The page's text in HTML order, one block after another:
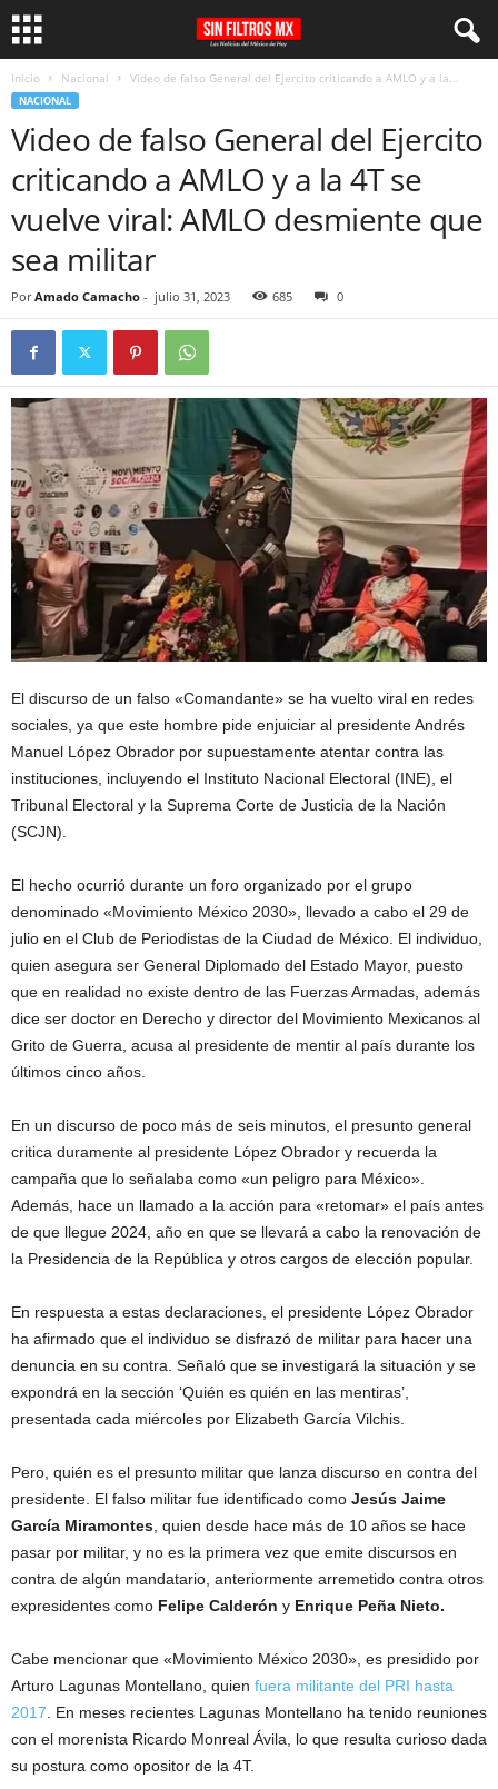
Inicio Nacional Video de falso General del Ejercito criticando a AMLO y a la...
NACIONAL
Video de falso General del Ejercito
criticando a AMLO y a la 4T se
vuelve viral: AMLO desmiente que
sea militar
Por Amado Camacho - julio 31, 2023 685 0
El discurso de un falso «Comandante» se ha vuelto viral en redes
sociales, ya que este hombre pide enjuiciar al presidente Andrés
Manuel López Obrador por supuestamente atentar contra las
instituciones, incluyendo el Instituto Nacional Electoral (INE), el
Tribunal Electoral y la Suprema Corte de Justicia de la Nación
(SCJN).
El hecho ocurrió durante un foro organizado por el grupo
denominado «Movimiento México 2030», llevado a cabo el 29 de
julio en el Club de Periodistas de la Ciudad de México. El individuo,
quien asegura ser General Diplomado del Estado Mayor, puesto
que en realidad no existe dentro de las Fuerzas Armadas, además
dice ser doctor en Derecho y director del Movimiento Mexicanos al
Grito de Guerra, acusa al presidente de mentir al país durante los
últimos cinco años.
En un discurso de poco más de seis minutos, el presunto general
critica duramente al presidente López Obrador y recuerda la
campaña que lo señalaba como «un peligro para México».
Además, hace un llamado a la acción para «retomar» el país antes
de que llegue 2024, año en que se llevará a cabo la renovación de
la Presidencia de la República y otros cargos de elección popular.
En respuesta a estas declaraciones, el presidente López Obrador
ha afirmado que el individuo se disfrazó de militar para hacer una
denuncia en su contra. Señaló que se investigará la situación y se
expondrá en la sección ‘Quién es quién en las mentiras’,
presentada cada miércoles por Elizabeth García Vilchis.
Pero, quién es el presunto militar que lanza discurso en contra del
presidente. El falso militar fue identificado como Jesús Jaime
García Miramontes, quien desde hace más de 10 años se hace
pasar por militar, y no es la primera vez que emite discursos en
contra de algún mandatario, anteriormente arremetido contra otros
expresidentes como Felipe Calderón y Enrique Peña Nieto.
Cabe mencionar que «Movimiento México 2030», es presidido por
Arturo Lagunas Montellano, quien fuera militante del PRI hasta
2017. En meses recientes Lagunas Montellano ha tenido reuniones
con el morenista Ricardo Monreal Ávila, lo que resulta curioso dada
su postura como opositor de la 4T.